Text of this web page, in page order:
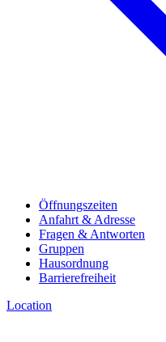
Öffnungszeiten
Anfahrt & Adresse
Fragen & Antworten
Gruppen
Hausordnung
Barrierefreiheit
Location